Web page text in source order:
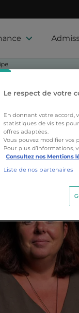
Nos
Le respect de votre
En donnant votre accord,
statistiques de visites
offres adaptées.
Vous pouvez modifier vos
Pour plus d’informations,
Consultez nos Mentions
Liste de nos partenaires